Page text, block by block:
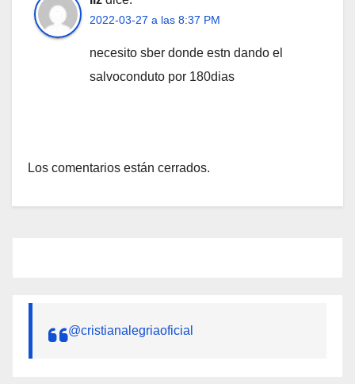
2022-03-27 a las 8:37 PM
necesito sber donde estn dando el
salvoconduto por 180dias
Los comentarios están cerrados.
@cristianalegriaoficial